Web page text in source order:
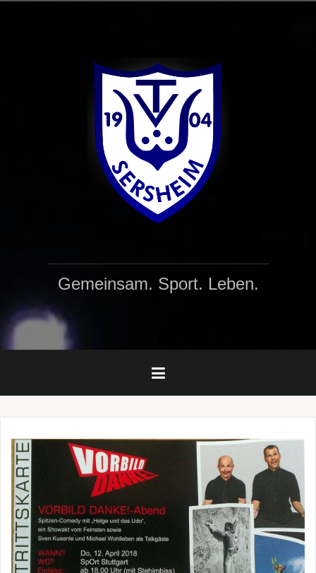
Gemeinsam. Sport. Leben.